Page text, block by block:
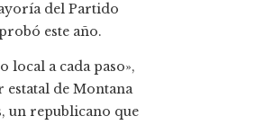
del Partido
este año.
local a cada paso»,
estatal de Montana
un republicano que